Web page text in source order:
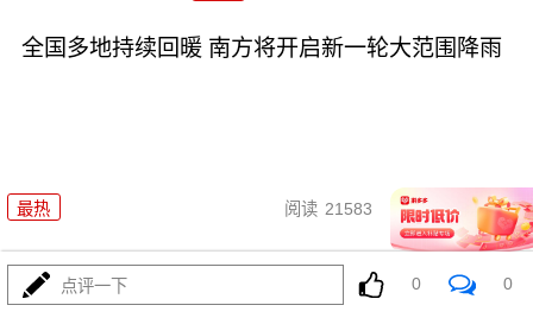
全国多地持续回暖 南方将开启新一轮大范围降雨
最热 阅读 21583 02-13
中央企业“AI+”具身智能产业共同体成立
点评一下 0 0